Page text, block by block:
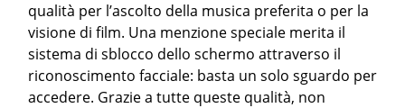
qualità per l’ascolto della musica preferita o per la
visione di film. Una menzione speciale merita il
sistema di sblocco dello schermo attraverso il
riconoscimento facciale: basta un solo sguardo per
accedere. Grazie a tutte queste qualità, non